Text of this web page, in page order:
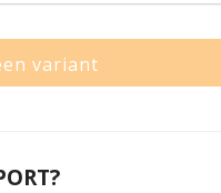
variant